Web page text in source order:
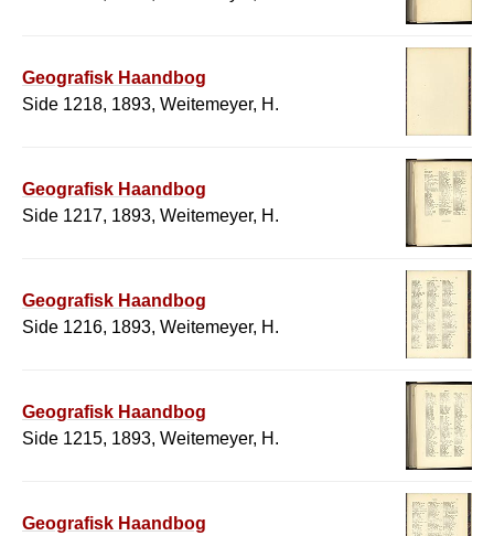
Geografisk Haandbog
Side 1218, 1893, Weitemeyer, H.
Geografisk Haandbog
Side 1217, 1893, Weitemeyer, H.
Geografisk Haandbog
Side 1216, 1893, Weitemeyer, H.
Geografisk Haandbog
Side 1215, 1893, Weitemeyer, H.
Geografisk Haandbog